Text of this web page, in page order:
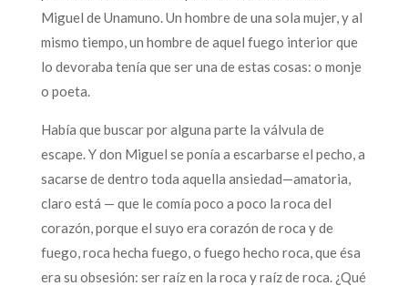
Miguel de Unamuno. Un hombre de una sola mujer, y al
mismo tiempo, un hombre de aquel fuego interior que
lo devoraba tenía que ser una de estas cosas: o monje
o poeta.
Había que buscar por alguna parte la válvula de
escape. Y don Miguel se ponía a escarbarse el pecho, a
sacarse de dentro toda aquella ansiedad—amatoria,
claro está — que le comía poco a poco la roca del
corazón, porque el suyo era corazón de roca y de
fuego, roca hecha fuego, o fuego hecho roca, que ésa
era su obsesión: ser raíz en la roca y raíz de roca. ¿Qué